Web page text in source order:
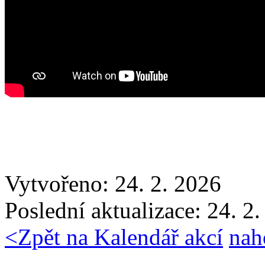
Vytvořeno: 24. 2. 2026
Poslední aktualizace: 24.
<Zpět na Kalendář akcí